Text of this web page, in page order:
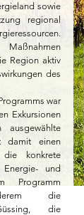
sowie
regional
Region aktiv
des
war
Exkursionen
ausgewählte
damit einen
konkrete
und
Programm
die
die